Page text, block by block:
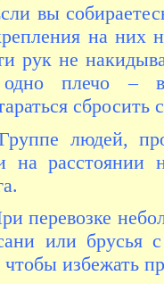
вы
на них
рук не
плечо – в
сбросить
людей,
на расстоянии
перевозке
или брусья
чтобы избежать